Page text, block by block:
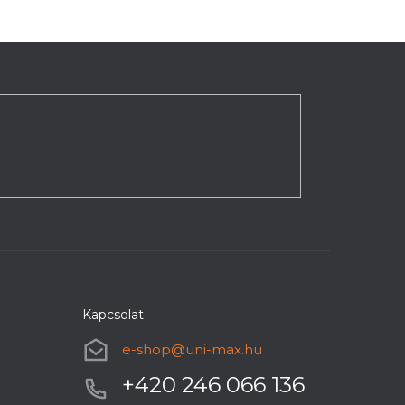
Kapcsolat
e-shop@uni-max.hu
+420 246 066 136